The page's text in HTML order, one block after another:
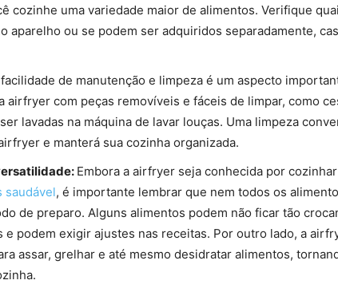
cozinhe uma variedade maior de alimentos. Verifique
aparelho ou se podem ser adquiridos separadamente,
de manutenção e limpeza é um aspecto
airfryer com peças removíveis e fáceis de limpar, como
lavadas na máquina de lavar louças. Uma limpeza
e manterá sua cozinha organizada.
Embora a airfryer seja conhecida por cozinhar
saudável, é importante lembrar que nem todos os
de preparo. Alguns alimentos podem não ficar tão
podem exigir ajustes nas receitas. Por outro lado, a
assar, grelhar e até mesmo desidratar alimentos,